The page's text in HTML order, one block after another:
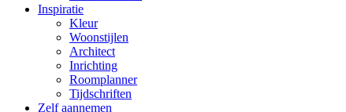
Inspiratie
Kleur
Woonstijlen
Architect
Inrichting
Roomplanner
Tijdschriften
Zelf aannemen